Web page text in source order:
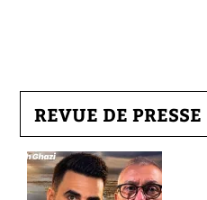
REVUE DE PRESSE